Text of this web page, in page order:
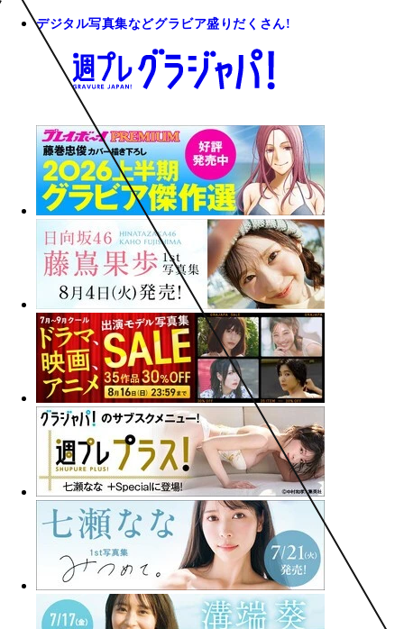
デジタル写真集などグラビア盛りだくさん!